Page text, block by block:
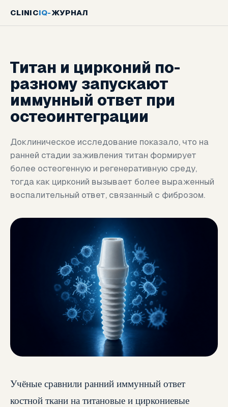
CLINICIQ-ЖУРНАЛ
Титан и цирконий по-
разному запускают
иммунный ответ при
остеоинтеграции
Доклиническое исследование показало, что на
ранней стадии заживления титан формирует
более остеогенную и регенеративную среду,
тогда как цирконий вызывает более выраженный
воспалительный ответ, связанный с фиброзом.
Учёные сравнили ранний иммунный ответ
костной ткани на титановые и циркониевые